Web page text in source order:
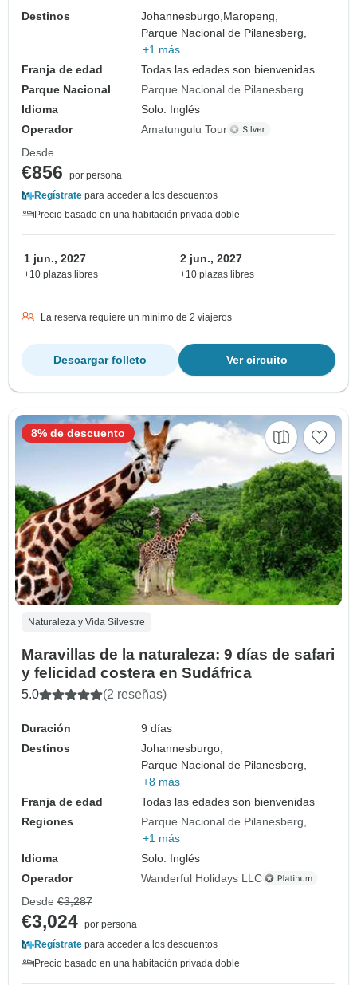
Destinos
Johannesburgo, Maropeng,
Parque Nacional de Pilanesberg,
+1 más
Franja de edad
Todas las edades son bienvenidas
Parque Nacional
Parque Nacional de Pilanesberg
Idioma
Solo: Inglés
Operador
Amatungulu Tour
Desde
€856
por persona
Regístrate para acceder a los descuentos
Precio basado en una habitación privada doble
1 jun., 2027
+10 plazas libres
2 jun., 2027
+10 plazas libres
La reserva requiere un mínimo de 2 viajeros
Ver circuito
Descargar folleto
Naturaleza y Vida Silvestre
Maravillas de la naturaleza: 9 días de safari
y felicidad costera en Sudáfrica
5.0 (2 reseñas)
Duración
9 días
Destinos
Johannesburgo,
Parque Nacional de Pilanesberg,
+8 más
Franja de edad
Todas las edades son bienvenidas
Regiones
Parque Nacional de Pilanesberg
+1 más
Idioma
Solo: Inglés
Operador
Wanderful Holidays LLC
8% de descuento
Desde €3,287
€3,024 por persona
Regístrate para acceder a los descuentos
Precio basado en una habitación privada doble